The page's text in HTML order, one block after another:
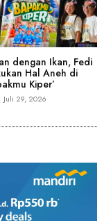
dengan Ikan, Fedi
Hal Aneh di
Kiper’
Juli 29, 2026